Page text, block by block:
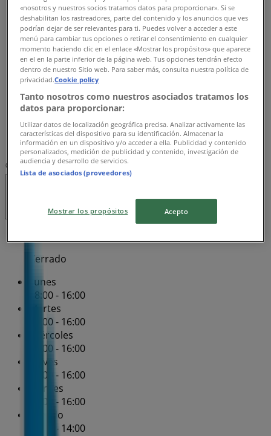
08:00 - 16:00
Martes
08:00 - 16:00
Miércoles
08:00 - 16:00
Jueves
08:00 - 16:00
Viernes
Sábado
09:00 - 14:00
Mapa
Cerrado
Lunes
08:00 - 16:00
Martes
08:00 - 16:00
Miércoles
08:00 - 16:00
Jueves
08:00 - 16:00
Viernes
08:00 - 16:00
Sábado
09:00 - 14:00
«nosotros y nuestros socios tratamos datos para proporcionar». Si se
deshabilitan los rastreadores, parte del contenido y los anuncios que ves
podrían dejar de ser relevantes para ti. Puedes volver a acceder a este
menú para cambiar tus opciones o retirar el consentimiento en cualquier
momento haciendo clic en el enlace «Mostrar los propósitos» que aparece
en el en la parte inferior de la página web. Tus opciones tendrán efecto
dentro de nuestro Sitio web. Para saber más, consulta nuestra política de
privacidad.Cookie policy
Tanto nosotros como nuestros asociados tratamos los
datos para proporcionar:
Utilizar datos de localización geográfica precisa. Analizar activamente las
características del dispositivo para su identificación. Almacenar la
información en un dispositivo y/o acceder a ella. Publicidad y contenido
personalizados, medición de publicidad y contenido, investigación de
audiencia y desarrollo de servicios.
Lista de asociados (proveedores)
Mostrar los propósitos Acepto